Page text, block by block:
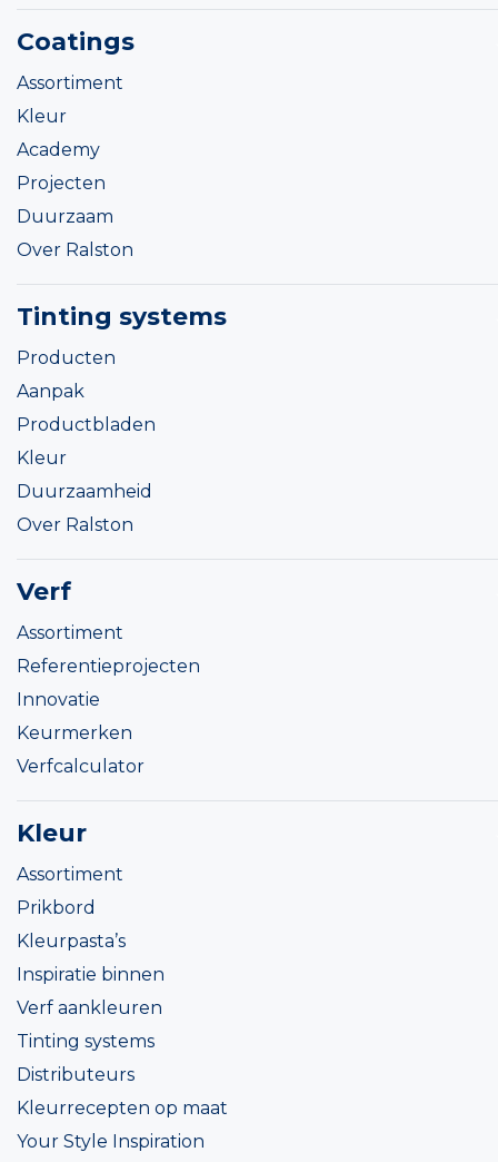
Coatings
Assortiment
Kleur
Academy
Projecten
Duurzaam
Over Ralston
Tinting systems
Producten
Aanpak
Productbladen
Kleur
Duurzaamheid
Over Ralston
Verf
Assortiment
Referentieprojecten
Innovatie
Keurmerken
Verfcalculator
Kleur
Assortiment
Prikbord
Kleurpasta’s
Inspiratie binnen
Verf aankleuren
Tinting systems
Distributeurs
Kleurrecepten op maat
Your Style Inspiration